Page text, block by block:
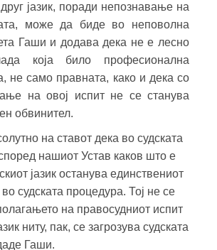
јазик, поради непознавање на
може да биде во неповолна
Гаши и додава дека не е лесно
која било професионална
не само правната, како и дека со
на овој испит не се станува
обвинител.
на ставот дека во судската
нашиот Устав каков што е
јазик останува единствениот
судската процедура. Тој не се
на правосудниот испит
ниту, пак, се загрозува судската
Гаши.